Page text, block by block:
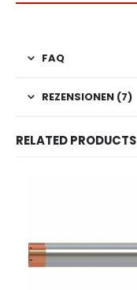
FAQ
REZENSIONEN (7)
RELATED PRODUCTS